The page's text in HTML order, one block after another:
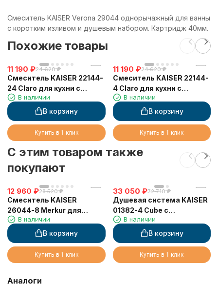
Смеситель KAISER Verona 29044 однорычажный для ванны
с коротким изливом и душевым набором. Картридж 40мм.
Похожие товары
11 190 ₽24 620 ₽
Смеситель KAISER 22144-
24 Claro для кухни с
вытяжной лейкой
В наличии
В корзину
Купить в 1 клик
11 190 ₽24 620 ₽
Смеситель KAISER 22144-
4 Claro для кухни с
вытяжной лейкой
В наличии
В корзину
Купить в 1 клик
C этим товаром также
покупают
12 960 ₽28 520 ₽
Смеситель KAISER
26044-8 Merkur для
кухни, с краном для
питьевой воды, песочный
В наличии
В корзину
Купить в 1 клик
33 050 ₽72 710 ₽
Душевая система KAISER
01382-4 Cube с
термостатом 6282
В наличии
В корзину
Купить в 1 клик
Аналоги